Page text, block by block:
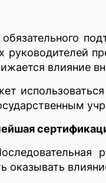
влияние